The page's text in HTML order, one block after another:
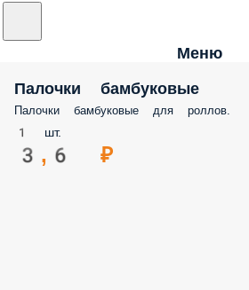
Меню
Палочки бамбуковые
Палочки бамбуковые для роллов.
1 шт.
3,6 ₽